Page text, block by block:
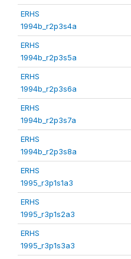
ERHS
1994b_r2p3s4a
ERHS
1994b_r2p3s5a
ERHS
1994b_r2p3s6a
ERHS
1994b_r2p3s7a
ERHS
1994b_r2p3s8a
ERHS
1995_r3p1s1a3
ERHS
1995_r3p1s2a3
ERHS
1995_r3p1s3a3